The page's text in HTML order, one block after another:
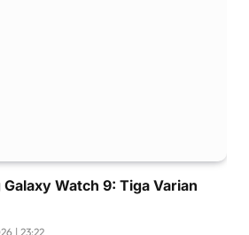
Watch 9: Tiga Varian
| 23:22